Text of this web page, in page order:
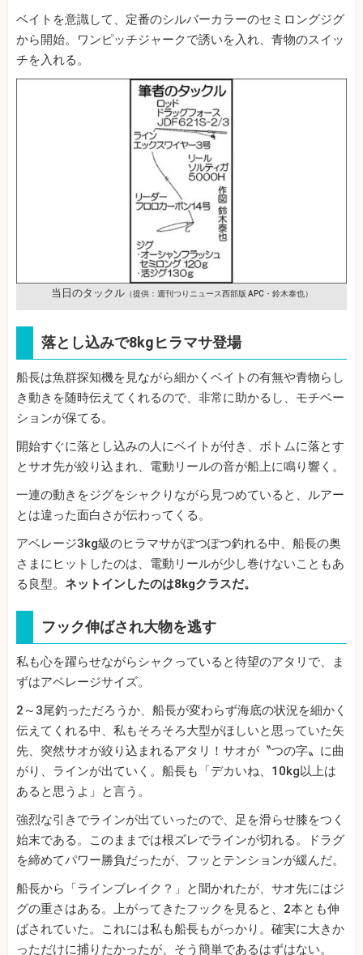
ベイトを意識して、定番のシルバーカラーのセミロングジグ
から開始。ワンピッチジャークで誘いを入れ、青物のスイッ
チを入れる。
当日のタックル（提供：週刊つりニュース西部版 APC・鈴木泰也）
落とし込みで8kgヒラマサ登場
船長は魚群探知機を見ながら細かくベイトの有無や青物らし
き動きを随時伝えてくれるので、非常に助かるし、モチベー
ションが保てる。
開始すぐに落とし込みの人にベイトが付き、ボトムに落とす
とサオ先が絞り込まれ、電動リールの音が船上に鳴り響く。
一連の動きをジグをシャクりながら見つめていると、ルアー
とは違った面白さが伝わってくる。
アベレージ3kg級のヒラマサがぽつぽつ釣れる中、船長の奥
さまにヒットしたのは、電動リールが少し巻けないこともあ
る良型。 ネットインしたのは8kgクラスだ。
フック伸ばされ大物を逃す
私も心を躍らせながらシャクっていると待望のアタリで、ま
ずはアベレージサイズ。
2～3尾釣っただろうか、船長が変わらず海底の状況を細かく
伝えてくれる中、私もそろそろ大型がほしいと思っていた矢
先、突然サオが絞り込まれるアタリ！サオが〝つの字〟に曲
がり、ラインが出ていく。船長も「デカいね、10kg以上は
あると思うよ」と言う。
強烈な引きでラインが出ていったので、足を滑らせ膝をつく
始末である。このままでは根ズレでラインが切れる。ドラグ
を締めてパワー勝負だったが、フッとテンションが緩んだ。
船長から「ラインブレイク？」と聞かれたが、サオ先にはジ
グの重さはある。上がってきたフックを見ると、2本とも伸
ばされていた。これには私も船長もがっかり。確実に大きか
っただけに捕りたかったが、そう簡単であるはずはない。